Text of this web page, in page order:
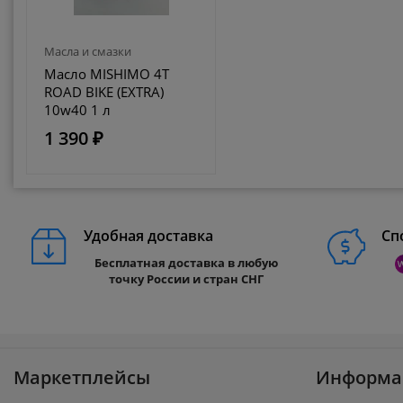
Масла и смазки
Масло MISHIMO 4T
ROAD BIKE (EXTRA)
10w40 1 л
1 390 ₽
Удобная доставка
Бесплатная доставка в любую
точку России и стран СНГ
Маркетплейсы